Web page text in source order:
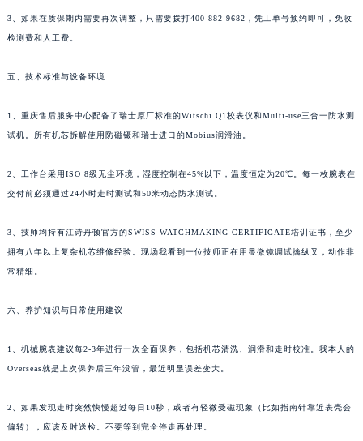
3、如果在质保期内需要再次调整，只需要拨打400-882-9682，凭工单号预约即可，免收
检测费和人工费。
五、技术标准与设备环境
1、重庆售后服务中心配备了瑞士原厂标准的Witschi Q1校表仪和Multi-use三合一防水测
试机。所有机芯拆解使用防磁镊和瑞士进口的Mobius润滑油。
2、工作台采用ISO 8级无尘环境，湿度控制在45%以下，温度恒定为20℃。每一枚腕表在
交付前必须通过24小时走时测试和50米动态防水测试。
3、技师均持有江诗丹顿官方的SWISS WATCHMAKING CERTIFICATE培训证书，至少
拥有八年以上复杂机芯维修经验。现场我看到一位技师正在用显微镜调试擒纵叉，动作非
常精细。
六、养护知识与日常使用建议
1、机械腕表建议每2-3年进行一次全面保养，包括机芯清洗、润滑和走时校准。我本人的
Overseas就是上次保养后三年没管，最近明显误差变大。
2、如果发现走时突然快慢超过每日10秒，或者有轻微受磁现象（比如指南针靠近表壳会
偏转），应该及时送检。不要等到完全停走再处理。